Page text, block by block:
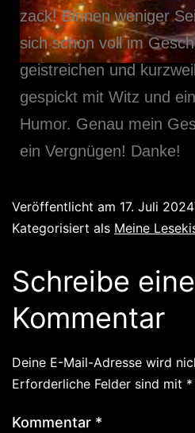
zack! Binnen weniger
sich schon voll im
geistreichen und
gespickt mit Witz und
Humor. Genau mein
ein Vergnügen! Danke!
Veröffentlicht am 17. Juli 2024
Kategorisiert als Meine
Schreibe
Kommentar
Deine E-Mail-Adresse wird
Erforderliche Felder sind mit *
Kommentar *